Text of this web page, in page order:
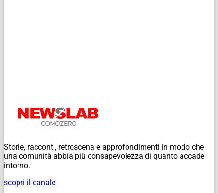
Storie, racconti, retroscena e approfondimenti in modo che
una comunità abbia più consapevolezza di quanto accade
intorno.
scopri il canale